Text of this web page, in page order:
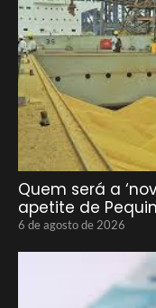
Quem será a
apetite de
6 de agosto de 2026